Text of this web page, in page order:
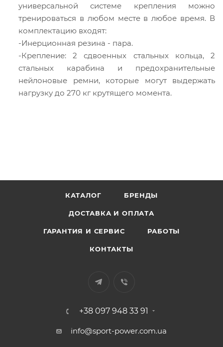
универсальной системе крепления можно
тренироваться в любом месте в любое время. В
комплектацию входят:
-Инерционная резина - пара.
-Крепление: 2 сдвоенных стальных кольца, 2
стальных карабина и предохранительные
нейлоновые ремни, которые могут выдержать
нагрузку до 270 кг крутящего момента.
КАТАЛОГ БРЕНДЫ
ДОСТАВКА И ОПЛАТА
ГАРАНТИЯ И СЕРВИС РАБОТЫ
КОНТАКТЫ
+38 097 948 33 91
info@sport-power.com.ua